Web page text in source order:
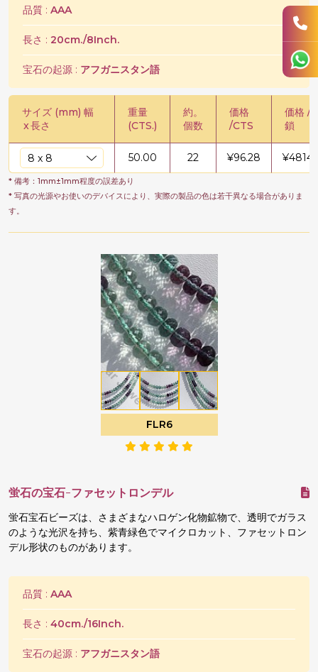
品質 : AAA
長さ : 20cm./8Inch.
宝石の起源 : アフガニスタン語
サイズ (mm) 幅
x長さ
重量
(CTS.)
約。
個数
価格
/CTS
価格 /
鎖
50.00 22 ¥96.28 ¥
* 備考：1mm±1mm程度の誤差あり
* 写真の光源やお使いのデバイスにより、実際の製品の色は若干異なる場合がありま
す。
FLR6
蛍石の宝石-ファセットロンデル
蛍石宝石ビーズは、さまざまなハロゲン化物鉱物で、透明でガラス
のような光沢を持ち、紫青緑色でマイクロカット、ファセットロン
デル形状のものがあります。
品質 : AAA
長さ : 40cm./16Inch.
宝石の起源 : アフガニスタン語